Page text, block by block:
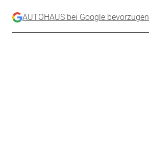
AUTOHAUS bei Google bevorzugen